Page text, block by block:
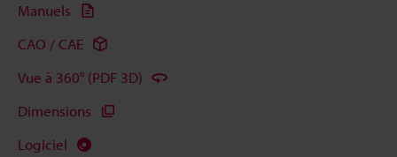
Manuels
CAO / CAE
Vue à 360° (PDF 3D)
Dimensions
Logiciel